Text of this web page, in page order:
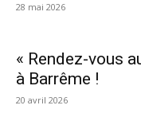
28 mai 2026
« Rendez-vous
à Barrême !
20 avril 2026